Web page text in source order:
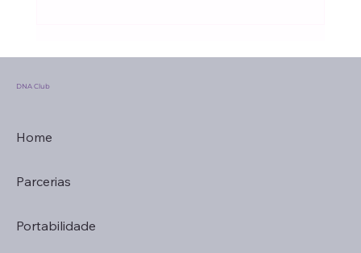
DNA Club
Home
Parcerias
Portabilidade